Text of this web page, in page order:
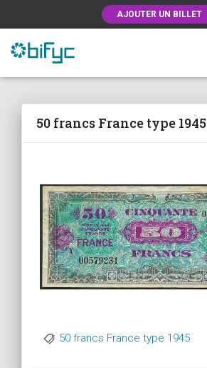
AJOUTER UN BILLET
50 francs France type 1945
50 francs France type 1945